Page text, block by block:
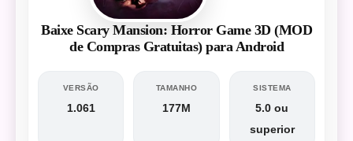
Baixe Scary Mansion: Horror Game 3D (MOD
de Compras Gratuitas) para Android
VERSÃO
1.061
TAMANHO
177M
SISTEMA
5.0 ou
superior